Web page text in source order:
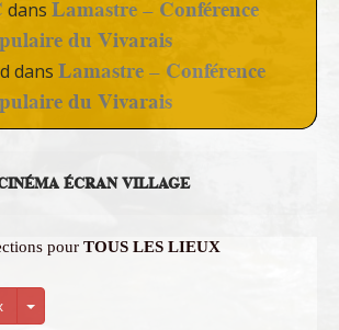
dans Lamastre – Conférence
du Vivarais
dans Lamastre – Conférence
du Vivarais
ÉCRAN VILLAGE